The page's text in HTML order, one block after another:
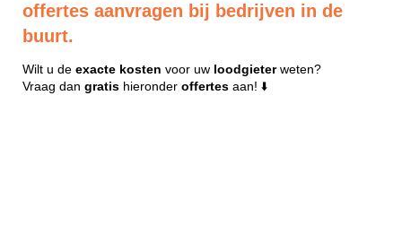
offertes aanvragen bij bedrijven in de
buurt.
Wilt u de exacte kosten voor uw loodgieterweten?
Vraag dan gratis hieronder offertes aan! ⬇️